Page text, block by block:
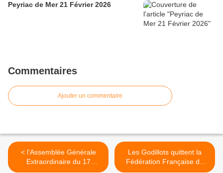
Peyriac de Mer 21 Février 2026
Commentaires
Ajouter un commentaire
< l’Assemblée Générale
Extraordinaire du 17
octobre 2013
Les Godillots quittent la
Fédération Française de
randonnée >